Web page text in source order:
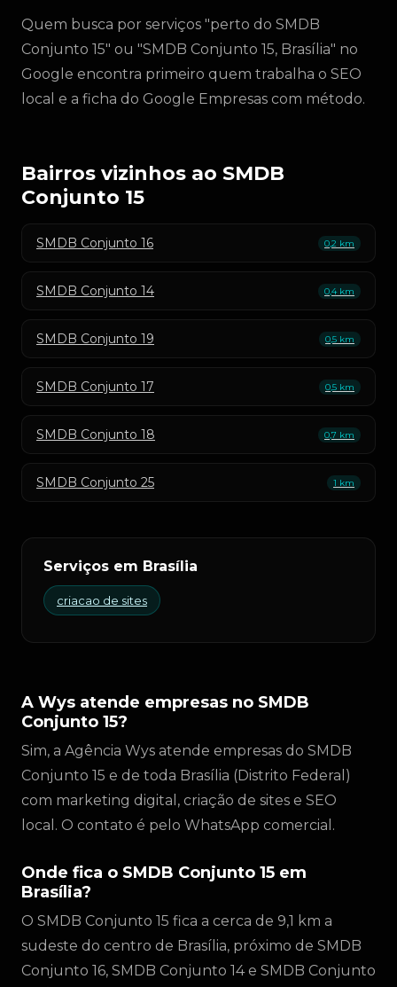
Quem busca por serviços "perto do SMDB
Conjunto 15" ou "SMDB Conjunto 15, Brasília" no
Google encontra primeiro quem trabalha o SEO
local e a ficha do Google Empresas com método.
Bairros vizinhos ao SMDB
Conjunto 15
SMDB Conjunto 16 0,2 km
SMDB Conjunto 14 0,4 km
SMDB Conjunto 19 0,5 km
SMDB Conjunto 17 0,5 km
SMDB Conjunto 18 0,7 km
SMDB Conjunto 25 1 km
Serviços em Brasília
criacao de sites
A Wys atende empresas no SMDB
Conjunto 15?
Sim, a Agência Wys atende empresas do SMDB
Conjunto 15 e de toda Brasília (Distrito Federal)
com marketing digital, criação de sites e SEO
local. O contato é pelo WhatsApp comercial.
Onde fica o SMDB Conjunto 15 em
Brasília?
O SMDB Conjunto 15 fica a cerca de 9,1 km a
sudeste do centro de Brasília, próximo de SMDB
Conjunto 16, SMDB Conjunto 14 e SMDB Conjunto